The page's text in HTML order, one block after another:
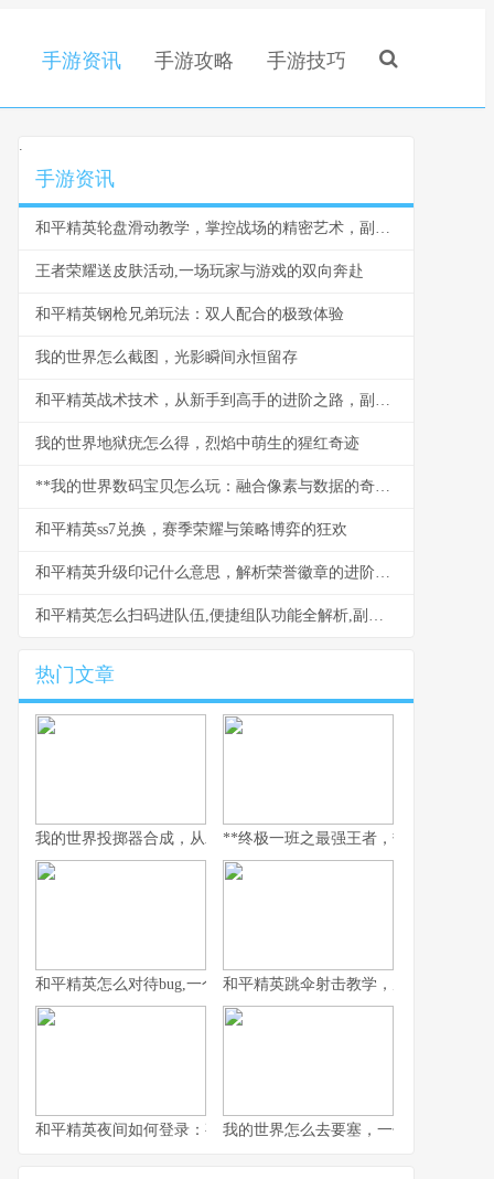
手游资讯 手游攻略 手游技巧
.
手游资讯
和平精英轮盘滑动教学，掌控战场的精密艺术，副标题从新手到高手的灵敏度奥秘
王者荣耀送皮肤活动,一场玩家与游戏的双向奔赴
和平精英钢枪兄弟玩法：双人配合的极致体验
我的世界怎么截图，光影瞬间永恒留存
和平精英战术技术，从新手到高手的进阶之路，副标题，掌握核心战术成为战场主宰
我的世界地狱疣怎么得，烈焰中萌生的猩红奇迹
**我的世界数码宝贝怎么玩：融合像素与数据的奇幻冒险**
和平精英ss7兑换，赛季荣耀与策略博弈的狂欢
和平精英升级印记什么意思，解析荣誉徽章的进阶之路
和平精英怎么扫码进队伍,便捷组队功能全解析,副标题,扫码携手畅游战场
热门文章
我的世界投掷器合成，从木石到红石的艺术**终极一班之最强王者，热血青春与荣
和平精英怎么对待bug,一个玩家眼中的修复哲学和平精英跳伞射击教学，从落地到主宰
和平精英夜间如何登录：夜幕下的战术入口与静谧战场副标题,探
我的世界怎么去要塞，一份老玩家的寻